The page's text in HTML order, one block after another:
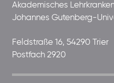
Akademisches
Johannes Gutenberg-
Feldstraße 16, 54290 Trier
Postfach 2920